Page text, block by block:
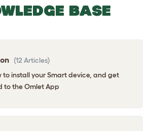
Base
(12 Articles)
to install your Smart device, and get
to the Omlet App